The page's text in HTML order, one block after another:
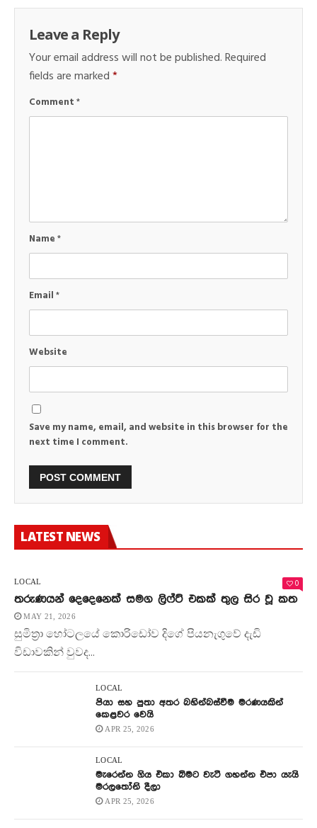
Leave a Reply
Your email address will not be published.Required
fields are marked*
Comment*
Name*
Email*
Website
Save my name, email, and website in this browser for the
next time I comment.
LATEST NEWS
LOCAL 0
තරුණයන් දෙදෙනෙක් සමග ලිෆ්ට් එකක් තුල සිර වූ කත
MAY 21, 2026
සුමිත්‍රා හෝටලයේ කොරිඩෝව දිගේ පියනැගුවේ දැඩි
විඩාවකින් වුවද...
LOCAL
පියා සහ පුතා අතර බහින්බස්වීම මරණයකින්
කෙළවර වෙයි
APR 25, 2026
LOCAL
මැරෙන්න ගිය එකා බිමට වැටී ගහන්න එපා යැයි
මරලතෝනි දීලා
APR 25, 2026